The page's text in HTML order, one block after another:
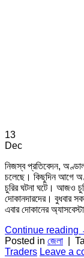
13
Dec
নিজস্ব প্রতিবেদন,
চলেছে। কিছুদিন আগে
চুরির ঘটনা ঘটে। আজও
দোকানদারদের। বুধবার
এবার দোকানের
Continue reading
Posted in জেলা
Traders Leave a